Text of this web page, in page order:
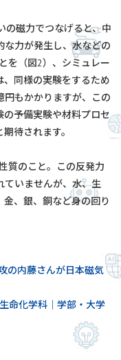
の磁力でつなげると、中
力が発生し、水などの
を（図2）、シミュレー
同様の実験をするため
円もかかりますが、この
予備実験や材料プロセ
期待されます。
質のこと。この反発力
ていませんが、水、生
、銀、銅など身の回り
の内藤さんが日本磁気
命化学科｜学部・大学